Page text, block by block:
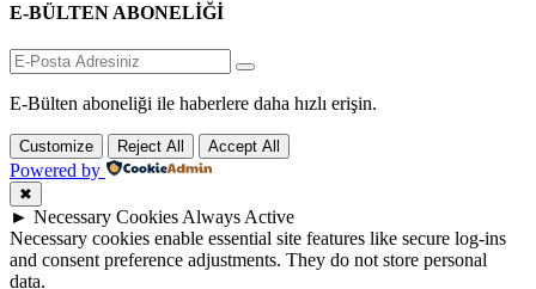
E-BÜLTEN ABONELİĞİ
E-Bülten aboneliği ile haberlere daha hızlı erişin.
Customize Reject All Accept All
Powered by
✖
► Necessary Cookies Always Active
Necessary cookies enable essential site features like secure log-ins
and consent preference adjustments. They do not store personal
data.